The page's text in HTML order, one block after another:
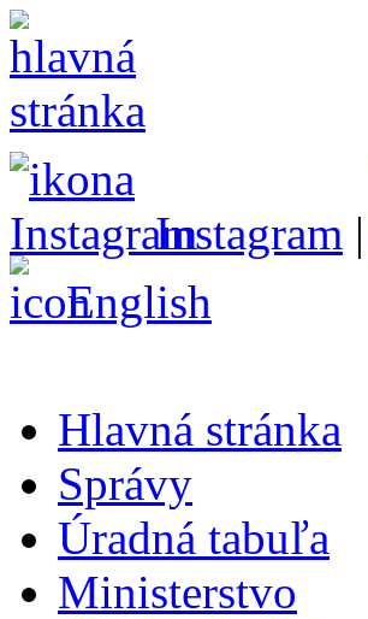
Instagram |
English
Hlavná stránka
Správy
Úradná tabuľa
Ministerstvo